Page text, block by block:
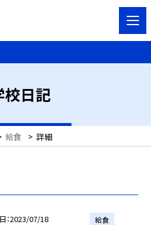
校日記
給食 > 詳細
2023/07/18 給食